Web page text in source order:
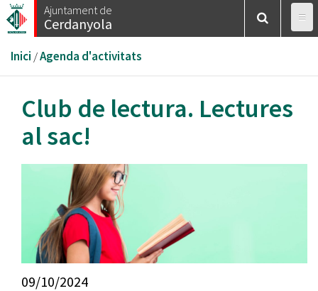
Vés
al
Ajuntament de
Cerdanyola
Esteu
aquí
Inici /Agenda d'activitats
Club de lectura. Lectures
al sac!
09/10/2024